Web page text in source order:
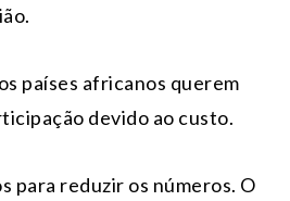
países africanos querem
devido ao custo.
para reduzir os números. O